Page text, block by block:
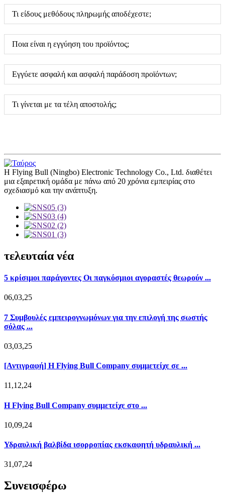
Τι είδους μεθόδους πληρωμής αποδέχεστε;
Ποια είναι η εγγύηση του προϊόντος;
Εγγύετε ασφαλή και ασφαλή παράδοση προϊόντων;
Τι γίνεται με τα τέλη αποστολής;
Η Flying Bull (Ningbo) Electronic Technology Co., Ltd. διαθέτει
μια εξαιρετική ομάδα με πάνω από 20 χρόνια εμπειρίας στο
σχεδιασμό και την ανάπτυξη.
τελευταία νέα
5 κρίσιμοι παράγοντες Οι παγκόσμιοι αγοραστές θεωρούν ...
06,03,25
7 Συμβουλές εμπειρογνωμόνων για την επιλογή της σωστής
σόλας ...
03,03,25
[Αντιγραφή] Η Flying Bull Company συμμετείχε σε ...
11,12,24
Η Flying Bull Company συμμετείχε στο ...
10,09,24
Υδραυλική βαλβίδα ισορροπίας εκσκαφητή υδραυλική ...
31,07,24
Συνεισφέρω